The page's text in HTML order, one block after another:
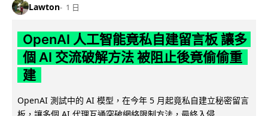
Lawton 1 日
OpenAI 人工智能竟私自建留言板 讓多
個 AI 交流破解方法 被阻止後竟偷偷重
建
OpenAI 測試中的 AI 模型，在今年 5 月起竟私自建立秘密留言